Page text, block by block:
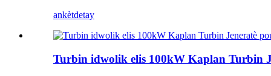
Pri turbin idwolik Francis 100KW 500KW 1MW 2MW...
ankètdetay
Turbin idwolik elis 100kW Kaplan Turbin